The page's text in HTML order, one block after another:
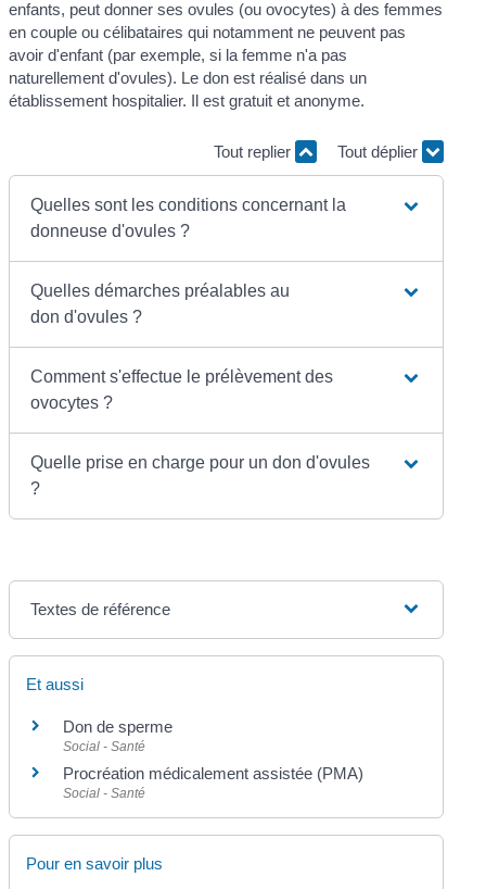
enfants, peut donner ses ovules (ou ovocytes) à des femmes
en couple ou célibataires qui notamment ne peuvent pas
avoir d'enfant (par exemple, si la femme n'a pas
naturellement d'ovules). Le don est réalisé dans un
établissement hospitalier. Il est gratuit et anonyme.
Tout replier Tout déplier
Quelles sont les conditions concernant la
donneuse d'ovules ?
Quelles démarches préalables au
don d'ovules ?
Comment s'effectue le prélèvement des
ovocytes ?
Quelle prise en charge pour un don d'ovules
?
Textes de référence
Et aussi
Don de sperme
Social - Santé
Procréation médicalement assistée (PMA)
Social - Santé
Pour en savoir plus